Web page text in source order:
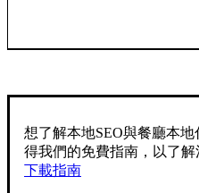
想了解本地SEO與餐廳本
得我們的免費指南，以了解
下載指南